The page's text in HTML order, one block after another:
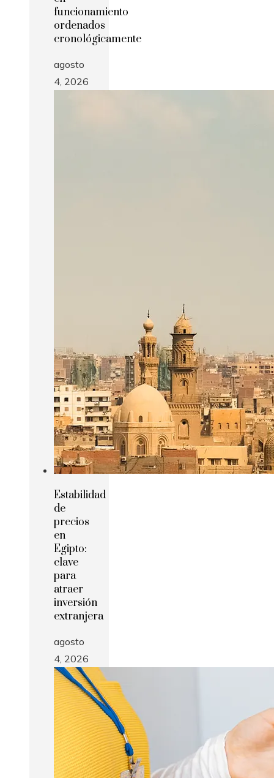
funcionamiento
ordenados
cronológicamente
agosto
4, 2026
Estabilidad
de
precios
en
Egipto:
clave
para
atraer
inversión
extranjera
agosto
4, 2026